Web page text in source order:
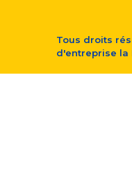
Tous droits
d'entreprise la